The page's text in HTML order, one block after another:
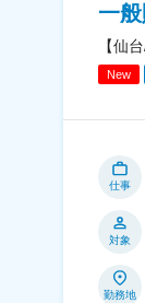
一
【仙
New
仕事
対象
勤務地